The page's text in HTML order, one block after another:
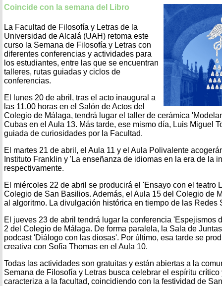
Coincide con la semana del Libro
La Facultad de Filosofía y Letras de la
Universidad de Alcalá (UAH) retoma este
curso la Semana de Filosofía y Letras con
diferentes conferencias y actividades para
los estudiantes, entre las que se encuentran
talleres, rutas guiadas y ciclos de
conferencias.
El lunes 20 de abril, tras el acto inaugural a
las 11.00 horas en el Salón de Actos del
Colegio de Málaga, tendrá lugar el taller de cerámica
Cubas en el Aula 13. Más tarde, ese mismo día, Luis Miguel
guiada de curiosidades por la Facultad.
El martes 21 de abril, el Aula 11 y el Aula Polivalente
Instituto Franklin y 'La enseñanza de idiomas en la era de la
respectivamente.
El miércoles 22 de abril se producirá el 'Ensayo con el teatro
Colegio de San Basilios. Además, el Aula 15 del Colegio de
al algoritmo. La divulgación histórica en tiempo de las Redes
El jueves 23 de abril tendrá lugar la conferencia 'Espejismos
2 del Colegio de Málaga. De forma paralela, la Sala de
podcast 'Diálogo con las diosas'. Por último, esa tarde se
creativa con Sofía Thomas en el Aula 10.
Todas las actividades son gratuitas y están abiertas a la
Semana de Filosofía y Letras busca celebrar el espíritu
caracteriza a la facultad, coincidiendo con la festividad de